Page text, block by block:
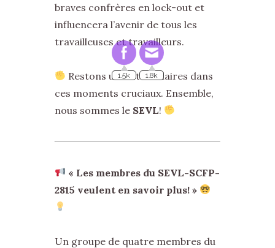
braves confrères en lock-out et
influencera l’avenir de tous les
travailleuses et travailleurs.
Restons unis et solidaires dans
ces moments cruciaux. Ensemble,
nous sommes le SEVL!
« Les membres du SEVL-SCFP-
2815 veulent en savoir plus! »
Un groupe de quatre membres du
1.5k 1.8k